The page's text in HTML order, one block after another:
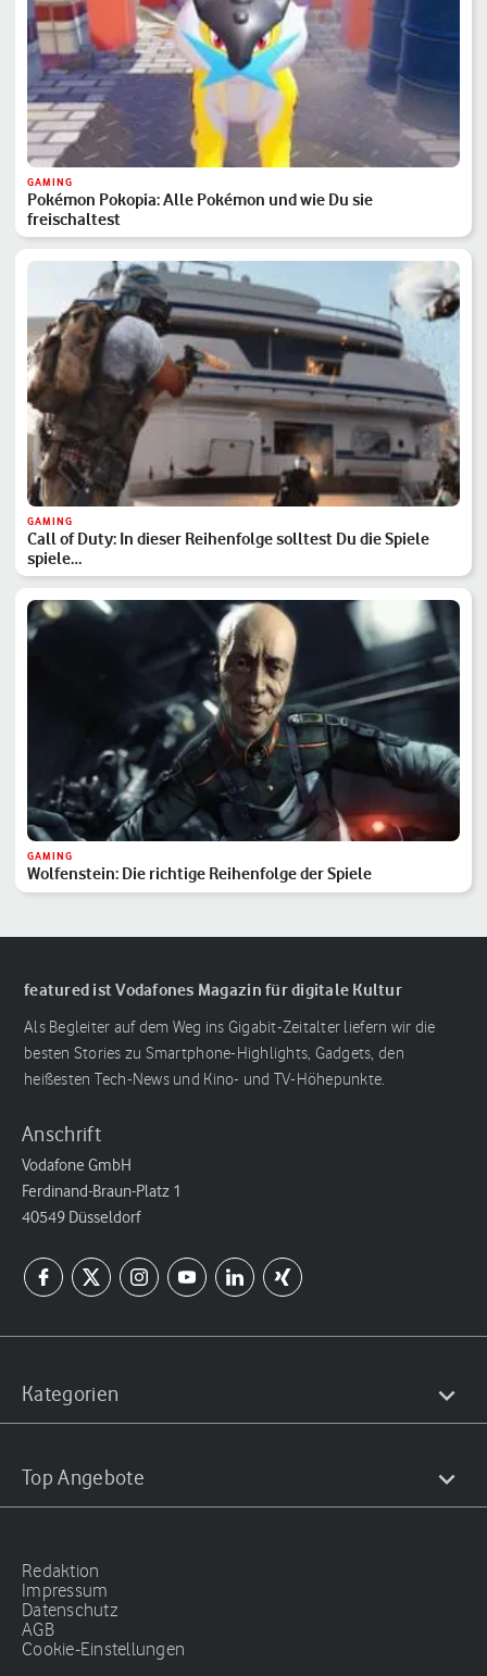
GAMING
Pokémon Pokopia: Alle Pokémon und wie Du sie
freischaltest
GAMING
Call of Duty: In dieser Reihenfolge solltest Du die Spiele
spiele…
GAMING
Wolfenstein: Die richtige Reihenfolge der Spiele
featured ist Vodafones Magazin für digitale Kultur
Als Begleiter auf dem Weg ins Gigabit-Zeitalter liefern wir die
besten Stories zu Smartphone-Highlights, Gadgets, den
heißesten Tech-News und Kino- und TV-Höhepunkte.
Anschrift
Vodafone GmbH
Ferdinand-Braun-Platz 1
40549 Düsseldorf
Kategorien
Top Angebote
Redaktion
Impressum
Datenschutz
AGB
Cookie-Einstellungen